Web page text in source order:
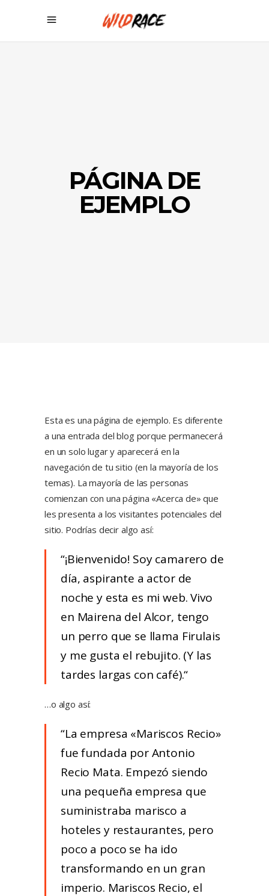
PÁGINA DE
EJEMPLO
Esta es una página de ejemplo. Es diferente
a una entrada del blog porque permanecerá
en un solo lugar y aparecerá en la
navegación de tu sitio (en la mayoría de los
temas). La mayoría de las personas
comienzan con una página «Acerca de» que
les presenta a los visitantes potenciales del
sitio. Podrías decir algo así:
¡Bienvenido! Soy camarero de
día, aspirante a actor de
noche y esta es mi web. Vivo
en Mairena del Alcor, tengo
un perro que se llama Firulais
y me gusta el rebujito. (Y las
tardes largas con café).
…o algo así:
La empresa «Mariscos Recio»
fue fundada por Antonio
Recio Mata. Empezó siendo
una pequeña empresa que
suministraba marisco a
hoteles y restaurantes, pero
poco a poco se ha ido
transformando en un gran
imperio. Mariscos Recio, el